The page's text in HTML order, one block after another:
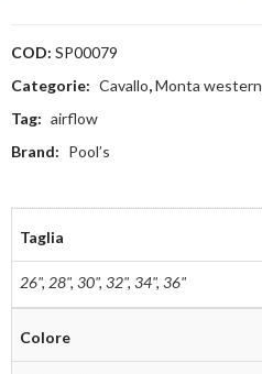
COD: SP00079
Categorie: Cavallo,Monta western
Tag: airflow
Brand: Pool’s
Taglia
26", 28", 30", 32", 34", 36"
Colore